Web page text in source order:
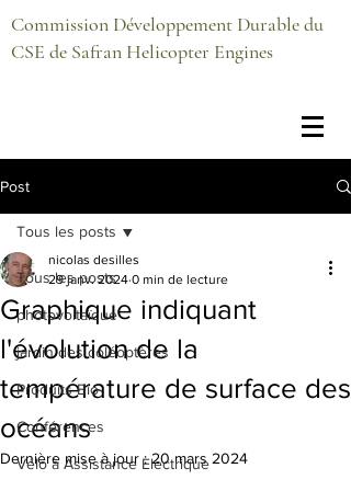
Commission Développement Durable du
CSE de Safran Helicopter Engines
Post
Tous les posts
photovoltaïque
jardin des coléoptères
Produits Bio
Conférences
Vélo à Assistance Electrique
Tous les posts
Graphique indiquant
l'évolution de la
température de surface des
océans
nicolas desilles
29 janv. 2024 0 min de lecture
Dernière mise à jour :20 mars 2024